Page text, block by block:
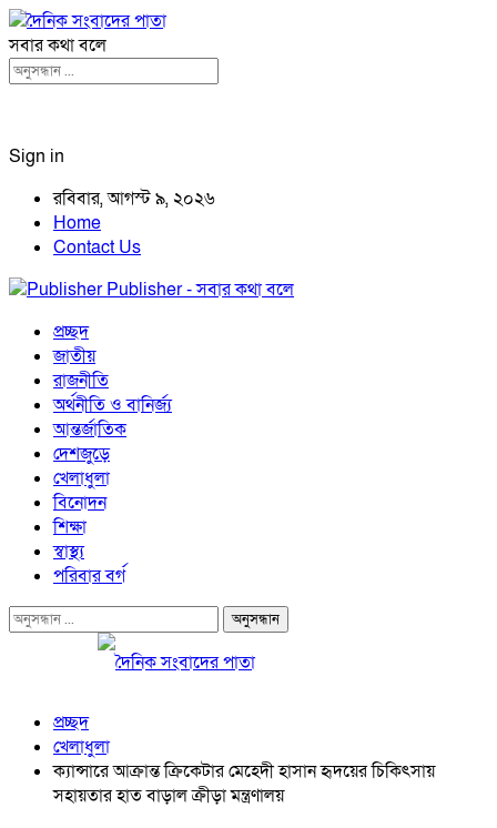
সবার কথা বলে
Sign in
রবিবার, আগস্ট ৯, ২০২৬
Home
Contact Us
Publisher - সবার কথা বলে
প্রচ্ছদ
জাতীয়
রাজনীতি
অর্থনীতি ও বানির্জ্য
আন্তর্জাতিক
দেশজুড়ে
খেলাধুলা
বিনোদন
শিক্ষা
স্বাস্থ্য
পরিবার বর্গ
প্রচ্ছদ
খেলাধুলা
ক্যান্সারে আক্রান্ত ক্রিকেটার মেহেদী হাসান হৃদয়ের চিকিৎসায়
সহায়তার হাত বাড়াল ক্রীড়া মন্ত্রণালয়